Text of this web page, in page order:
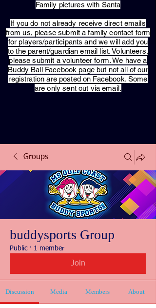
Family pictures with Santa
​If you do not already receive direct emails
from us, please submit a family contact form
for players/participants and we will add you
to the parent/guardian email list. Volunteers,
please submit a volunteer form. We have a
Buddy Ball Facebook page but not all of our
registration are posted on Facebook. Some
are only sent out via email.
Groups
buddysports Group
Public · 1 member
Join
Discussion Media Members About